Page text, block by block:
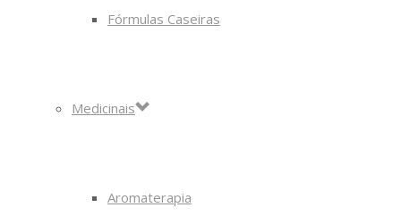
Fórmulas Caseiras
Medicinais
Aromaterapia